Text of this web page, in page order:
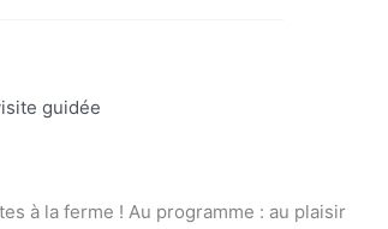
guidée
à la ferme ! Au programme : au plaisir